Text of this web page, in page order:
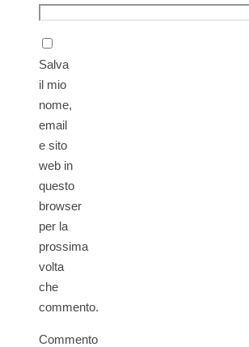
Salva
il mio
nome,
email
e sito
web in
questo
browser
per la
prossima
volta
che
commento.
Commento